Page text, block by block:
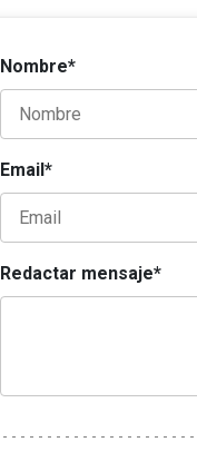
Nombre*
Email*
Redactar mensaje*